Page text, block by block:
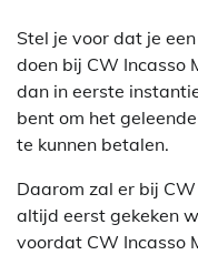
Stel je voor dat je
doen bij CW Incasso
dan in eerste
bent om het
te kunnen betalen.
Daarom zal er bij
altijd eerst gekeken
voordat CW Incasso